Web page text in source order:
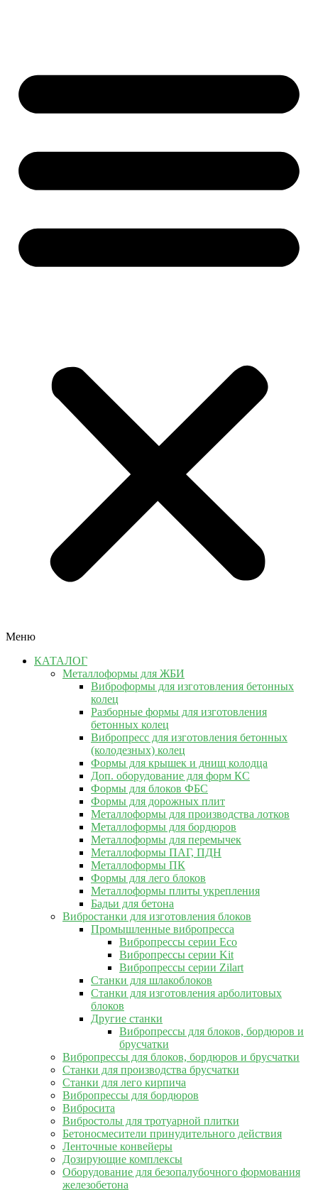
Меню
КАТАЛОГ
Металлоформы для ЖБИ
Виброформы для изготовления бетонных
колец
Разборные формы для изготовления
бетонных колец
Вибропресс для изготовления бетонных
(колодезных) колец
Формы для крышек и днищ колодца
Доп. оборудование для форм КС
Формы для блоков ФБС
Формы для дорожных плит
Металлоформы для производства лотков
Металлоформы для бордюров
Металлоформы для перемычек
Металлоформы ПАГ, ПДН
Металлоформы ПК
Формы для лего блоков
Металлоформы плиты укрепления
Бадьи для бетона
Вибростанки для изготовления блоков
Промышленные вибропресса
Вибропрессы серии Eco
Вибропрессы серии Kit
Вибропрессы серии Zilart
Станки для шлакоблоков
Станки для изготовления арболитовых
блоков
Другие станки
Вибропрессы для блоков, бордюров и
брусчатки
Вибропрессы для блоков, бордюров и брусчатки
Станки для производства брусчатки
Станки для лего кирпича
Вибропрессы для бордюров
Вибросита
Вибростолы для тротуарной плитки
Бетоносмесители принудительного действия
Ленточные конвейеры
Дозирующие комплексы
Оборудование для безопалубочного формования
железобетона